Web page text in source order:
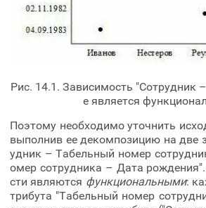
Рис. 14.1. Зависимость "Сотрудник
е является
Поэтому необходимо уточнить
выполнив ее декомпозицию на две
удник – Табельный номер
омер сотрудника – Дата
сти являются функциональными:
трибута "Табельный номер